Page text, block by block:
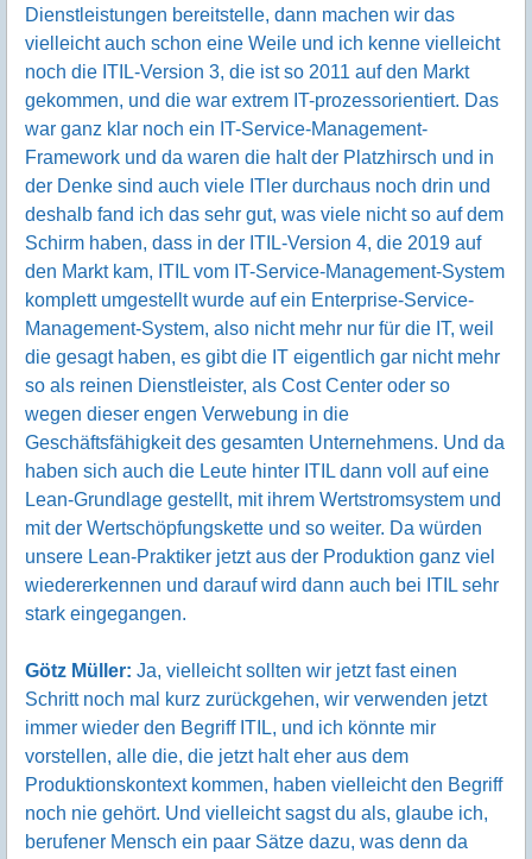
Dienstleistungen bereitstelle, dann machen wir das
vielleicht auch schon eine Weile und ich kenne vielleicht
noch die ITIL-Version 3, die ist so 2011 auf den Markt
gekommen, und die war extrem IT-prozessorientiert. Das
war ganz klar noch ein IT-Service-Management-
Framework und da waren die halt der Platzhirsch und in
der Denke sind auch viele ITler durchaus noch drin und
deshalb fand ich das sehr gut, was viele nicht so auf dem
Schirm haben, dass in der ITIL-Version 4, die 2019 auf
den Markt kam, ITIL vom IT-Service-Management-System
komplett umgestellt wurde auf ein Enterprise-Service-
Management-System, also nicht mehr nur für die IT, weil
die gesagt haben, es gibt die IT eigentlich gar nicht mehr
so als reinen Dienstleister, als Cost Center oder so
wegen dieser engen Verwebung in die
Geschäftsfähigkeit des gesamten Unternehmens. Und da
haben sich auch die Leute hinter ITIL dann voll auf eine
Lean-Grundlage gestellt, mit ihrem Wertstromsystem und
mit der Wertschöpfungskette und so weiter. Da würden
unsere Lean-Praktiker jetzt aus der Produktion ganz viel
wiedererkennen und darauf wird dann auch bei ITIL sehr
stark eingegangen.
Götz Müller: Ja, vielleicht sollten wir jetzt fast einen
Schritt noch mal kurz zurückgehen, wir verwenden jetzt
immer wieder den Begriff ITIL, und ich könnte mir
vorstellen, alle die, die jetzt halt eher aus dem
Produktionskontext kommen, haben vielleicht den Begriff
noch nie gehört. Und vielleicht sagst du als, glaube ich,
berufener Mensch ein paar Sätze dazu, was denn da